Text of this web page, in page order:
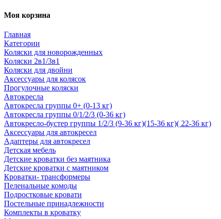
Моя корзина
Главная
Категории
Коляски для новорожденных
Коляски 2в1/3в1
Коляски для двойни
Аксессуары для колясок
Прогулочные коляски
Автокресла
Автокресла группы 0+ (0-13 кг)
Автокресла группы 0/1/2/3 (0-36 кг)
Автокресло-бустер группы 1/2/3 (9-36 кг)(15-36 кг)( 22-36 кг)
Аксессуары для автокресел
Адаптеры для автокресел
Детская мебель
Детские кроватки без маятника
Детские кроватки с маятником
Кроватки- трансформеры
Пеленальные комоды
Подростковые кровати
Постельные принадлежности
Комплекты в кроватку